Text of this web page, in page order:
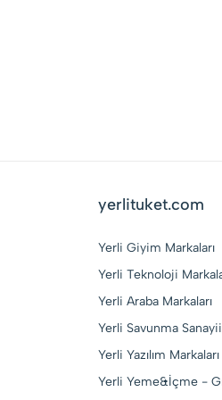
yerlituket.com
Yerli Giyim Markaları
Yerli Teknoloji
Yerli Araba Markaları
Yerli Savunma Sanayii
Yerli Yazılım Markaları
Yerli Yeme&İçme -